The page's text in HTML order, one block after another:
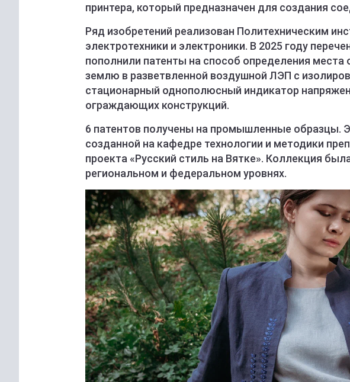
принтера, который предназначен для создания
Ряд изобретений реализован Политехническим
электротехники и электроники. В 2025 году
пополнили патенты на способ определения
землю в разветвленной воздушной ЛЭП с
стационарный однополюсный индикатор
ограждающих конструкций.
6 патентов получены на промышленные образцы.
созданной на кафедре технологии и методики
проекта «Русский стиль на Вятке». Коллекция
региональном и федеральном уровнях.